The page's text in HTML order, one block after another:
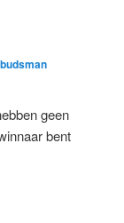
geen
bent